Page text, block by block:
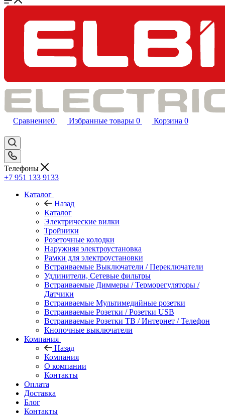
Сравнение0 Избранные товары 0 Корзина 0
Телефоны
+7 951 133 9133
Каталог
Назад
Каталог
Электрические вилки
Тройники
Розеточные колодки
Наружняя электроустановка
Рамки для электроустановки
Встраиваемые Выключатели / Переключатели
Удлинители, Сетевые фильтры
Встраиваемые Диммеры / Терморегуляторы /
Датчики
Встраиваемые Мультимедийные розетки
Встраиваемые Розетки / Розетки USB
Встраиваемые Розетки ТВ / Интернет / Телефон
Кнопочные выключатели
Компания
Назад
Компания
О компании
Контакты
Оплата
Доставка
Блог
Контакты